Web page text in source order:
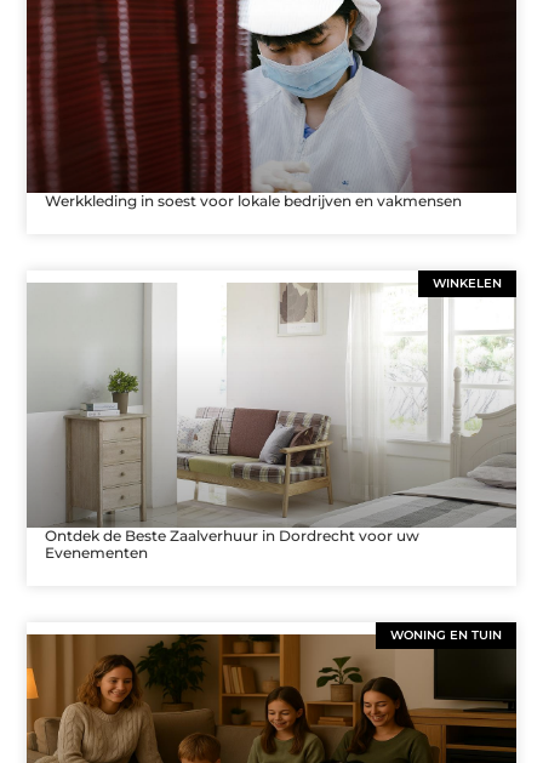
Werkkleding in soest voor lokale bedrijven en vakmensen
WINKELEN
Ontdek de Beste Zaalverhuur in Dordrecht voor uw
Evenementen
WONING EN TUIN